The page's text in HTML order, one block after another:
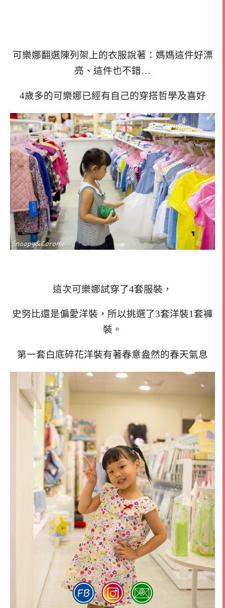
可樂娜翻選陳列架上的衣服說著：媽媽這件好漂
亮、這件也不錯…
4歲多的可樂娜已經有自己的穿搭哲學及喜好
這次可樂娜試穿了4套服裝，
史努比還是偏愛洋裝，所以挑選了3套洋裝1套褲
裝。
第一套白底碎花洋裝有著春意盎然的春天氣息